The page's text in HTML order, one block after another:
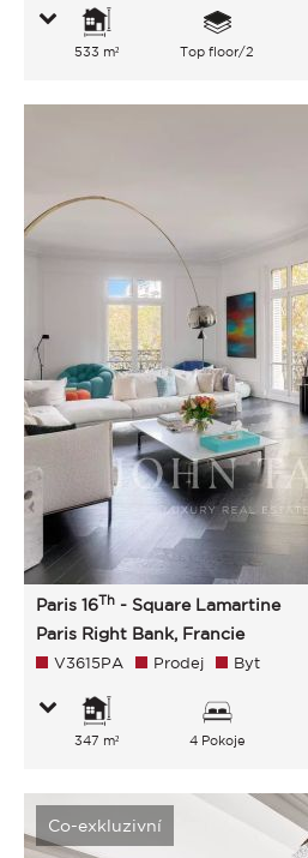
533 m² Top floor/2
Paris 16Th - Square Lamartine
Paris Right Bank, Francie
V3615PA Prodej Byt
347 m² 4 Pokoje
Co-exkluzivní